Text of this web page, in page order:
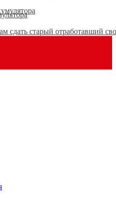
сдать старый отработавший